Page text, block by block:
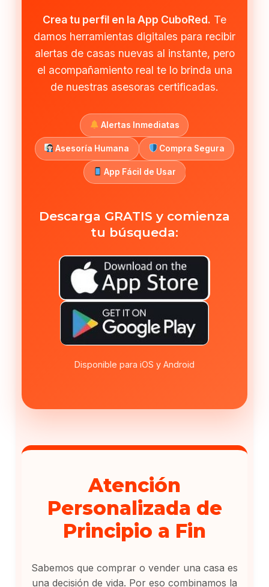
Crea tu perfil en la App CuboRed. Te
damos herramientas digitales para recibir
alertas de casas nuevas al instante, pero
el acompañamiento real te lo brinda una
de nuestras asesoras certificadas.
Alertas Inmediatas
Asesoría Humana Compra Segura
App Fácil de Usar
Descarga GRATIS y comienza
tu búsqueda:
Disponible para iOS y Android
Atención
Personalizada de
Principio a Fin
Sabemos que comprar o vender una casa es
una decisión de vida. Por eso combinamos la